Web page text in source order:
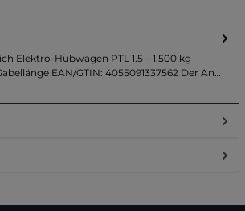
Elektro-Hubwagen PTL 1.5 – 1.500 kg
EAN/GTIN: 4055091337562 Der An…